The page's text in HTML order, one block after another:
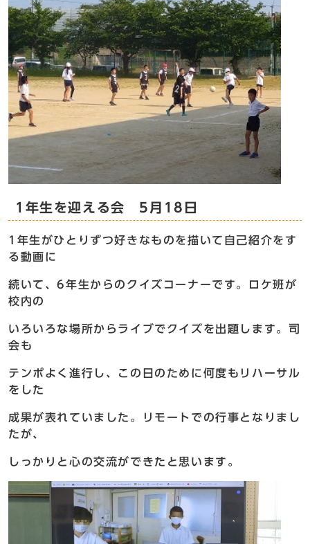
1年生を迎える会 5月18日
1年生がひとりずつ好きなものを描いて自己紹介をす
る動画に
続いて、6年生からのクイズコーナーです。ロケ班が
校内の
いろいろな場所からライブでクイズを出題します。司
会も
テンポよく進行し、この日のために何度もリハーサル
をした
成果が表れていました。リモートでの行事となりまし
たが、
しっかりと心の交流ができたと思います。